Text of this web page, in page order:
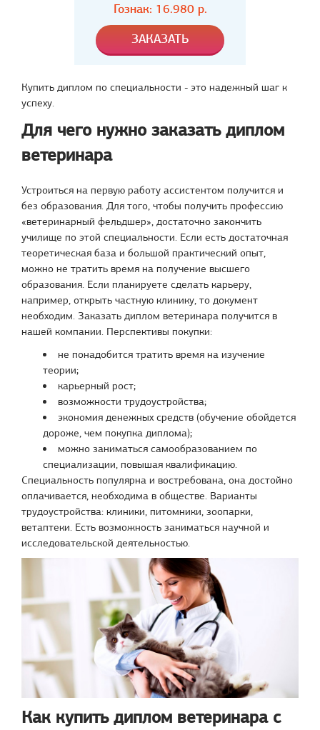
Гознак: 16.980р.
Купить диплом по специальности - это надежный шаг к
успеху.
Для чего нужно заказать диплом
ветеринара
Устроиться на первую работу ассистентом получится и
без образования. Для того, чтобы получить профессию
«ветеринарный фельдшер», достаточно закончить
училище по этой специальности. Если есть достаточная
теоретическая база и большой практический опыт,
можно не тратить время на получение высшего
образования. Если планируете сделать карьеру,
например, открыть частную клинику, то документ
необходим. Заказать диплом ветеринара получится в
нашей компании. Перспективы покупки:
не понадобится тратить время на изучение
теории;
карьерный рост;
возможности трудоустройства;
экономия денежных средств (обучение обойдется
дороже, чем покупка диплома);
можно заниматься самообразованием по
специализации, повышая квалификацию.
Специальность популярна и востребована, она достойно
оплачивается, необходима в обществе. Варианты
трудоустройства: клиники, питомники, зоопарки,
ветаптеки. Есть возможность заниматься научной и
исследовательской деятельностью.
Как купить диплом ветеринара с